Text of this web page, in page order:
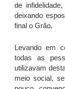
de
deixando
final o Grão.
Levando em
todas as
utilizavam
meio social,